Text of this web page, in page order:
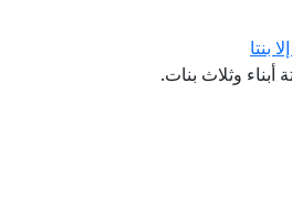
بنتا
وثلاث بنات.